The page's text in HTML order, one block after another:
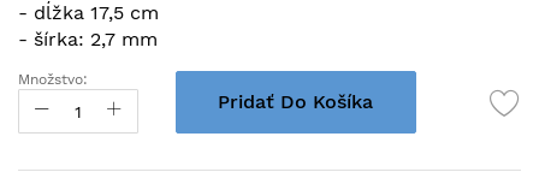
- dĺžka 17,5 cm
- šírka: 2,7 mm
Množstvo:
Pridať Do Košíka